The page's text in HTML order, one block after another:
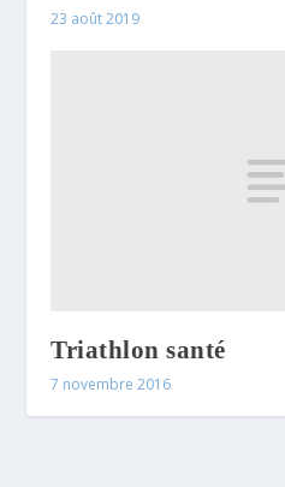
23 août 2019
Triathlon santé
7 novembre 2016